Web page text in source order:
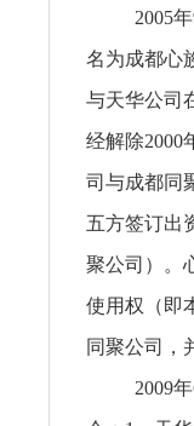
2005
名为成都心
与天华公司
经解除2000
司与成都同
五方签订出
聚公司）。
使用权（即
同聚公司，
2009